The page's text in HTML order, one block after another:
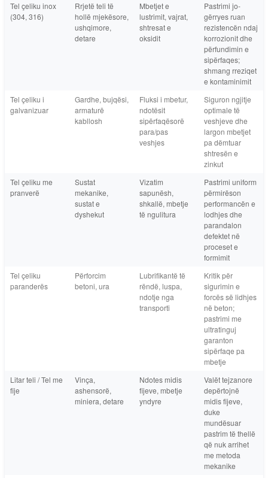
Tel çeliku inox
(304, 316)
Rrjetë teli të
hollë mjekësore,
ushqimore,
detare
Mbetjet e
lustrimit, vajrat,
shtresat e
oksidit
Pastrimi jo-
gërryes ruan
rezistencën ndaj
korrozionit dhe
përfundimin e
sipërfaqes;
shmang rreziqet
e kontaminimit
Tel çeliku i
galvanizuar
Gardhe, bujqësi,
armaturë
kabllosh
Fluksi i mbetur,
ndotësit
sipërfaqësorë
para/pas
veshjes
Siguron ngjitje
optimale të
veshjeve dhe
largon mbetjet
pa dëmtuar
shtresën e
zinkut
Tel çeliku me
pranverë
Sustat
mekanike,
sustat e
dyshekut
Vizatim
sapunësh,
shkallë, mbetje
të ngulitura
Pastrimi uniform
përmirëson
performancën e
lodhjes dhe
parandalon
defektet në
proceset e
formimit
Tel çeliku
paranderës
Përforcim
betoni, ura
Lubrifikantë të
rëndë, luspa,
ndotje nga
transporti
Kritik për
sigurimin e
forcës së lidhjes
në beton;
pastrimi me
ultratinguj
garanton
sipërfaqe pa
mbetje
Litar teli / Tel me
fije
Vinça,
ashensorë,
miniera, detare
Ndotes midis
fijeve, mbetje
yndyre
Valët tejzanore
depërtojnë
midis fijeve,
duke
mundësuar
pastrim të thellë
që nuk arrihet
me metoda
mekanike